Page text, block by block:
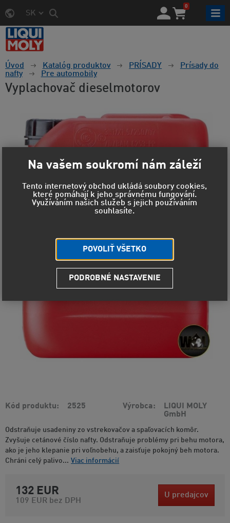
SK
0
Úvod Katalóg produktov PRÍSADY
Prísady do
nafty
Pre automobily
Vyplachovač dieselmotorov
Kód produktu 2525 Výrobca
LIQUI MOLY
GmbH
Odstraňuje usadeniny zo vstrekovačov a spaľovacích komôr.
Zvyšuje cetánové číslo nafty. Odstraňuje problémy pri behu motora,
ako je jeho klepanie pri voľnobehu, a zaisťuje pokojný beh motora.
Chráni celý palivo... Viac informácií
132 EUR
109 EUR bez DPH
U predajcov
Na vašem soukromí nám záleží
Tento internetový obchod ukládá soubory cookies,
které pomáhají k jeho správnému fungování.
Využíváním našich služeb s jejich používáním
souhlasíte.
POVOLIŤ VŠETKO
PODROBNÉ NASTAVENIE